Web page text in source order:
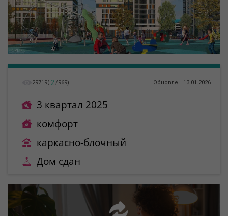
29719( 2 /969) Обновлен 13.01.2026
3 квартал 2025
комфорт
каркасно-блочный
Дом сдан